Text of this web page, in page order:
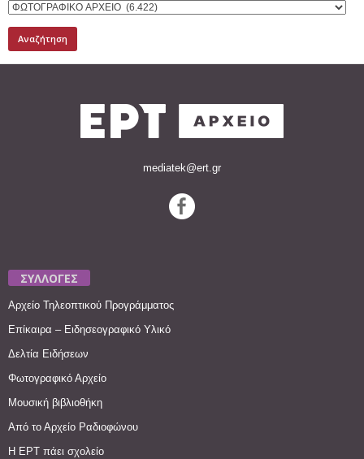
mediatek@ert.gr
ΣΥΛΛΟΓΕΣ
Αρχείο Τηλεοπτικού Προγράμματος
Επίκαιρα – Ειδησεογραφικό Υλικό
Δελτία Ειδήσεων
Φωτογραφικό Αρχείο
Μουσική βιβλιοθήκη
Από το Αρχείο Ραδιοφώνου
Η ΕΡΤ πάει σχολείο